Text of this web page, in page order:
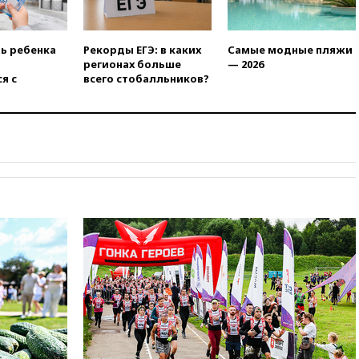
введены ограничения
к критике «Яблока»
18:15
17:45Правительство получит
«золотую акцию» в
управлении аэропортом
Шереметьево
17:35Шесть человек
пострадали при ударе ВСУ по
автобусу в Запорожской
области
ребенка
с
Рекорды ЕГЭ: в каких
регионах больше
всего стобалльников?
Самые модные пляжи
— 2026